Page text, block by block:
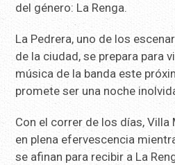
del género: La Renga.
La Pedrera, uno de los
de la ciudad, se prepara para
música de la banda este
promete ser una noche
Con el correr de los días,
en plena efervescencia
se afinan para recibir a La